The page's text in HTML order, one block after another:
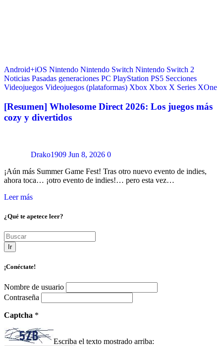
Android+iOS Nintendo Nintendo Switch Nintendo Switch 2
Noticias Pasadas generaciones PC PlayStation PS5 Secciones
Videojuegos Videojuegos (plataformas) Xbox Xbox X Series XOne
[Resumen] Wholesome Direct 2026: Los juegos más
cozy y divertidos
Drako1909 Jun 8, 2026 0
¡Aún más Summer Game Fest! Tras otro nuevo evento de indies,
ahora toca… ¡otro evento de indies!… pero esta vez…
Leer más
¿Qué te apetece leer?
Ir
¡Conéctate!
Nombre de usuario
Contraseña
Captcha *
Escriba el texto mostrado arriba: